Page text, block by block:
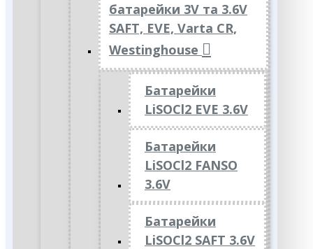
батарейки 3V та 3.6V
SAFT, EVE, Varta CR,
Westinghouse
Батарейки
LiSOCl2 EVE 3.6V
Батарейки
LiSOCl2 FANSO
3.6V
Батарейки
LiSOCl2 SAFT 3.6V